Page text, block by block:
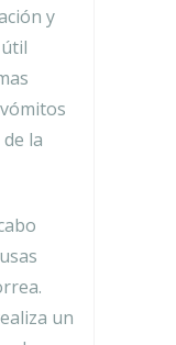
y
la
un